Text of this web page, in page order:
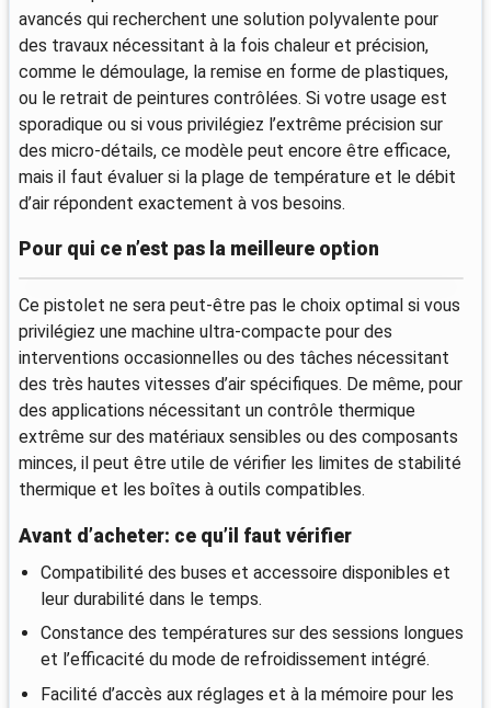
avancés qui recherchent une solution polyvalente pour
des travaux nécessitant à la fois chaleur et précision,
comme le démoulage, la remise en forme de plastiques,
ou le retrait de peintures contrôlées. Si votre usage est
sporadique ou si vous privilégiez l’extrême précision sur
des micro-détails, ce modèle peut encore être efficace,
mais il faut évaluer si la plage de température et le débit
d’air répondent exactement à vos besoins.
Pour qui ce n’est pas la meilleure option
Ce pistolet ne sera peut-être pas le choix optimal si vous
privilégiez une machine ultra-compacte pour des
interventions occasionnelles ou des tâches nécessitant
des très hautes vitesses d’air spécifiques. De même, pour
des applications nécessitant un contrôle thermique
extrême sur des matériaux sensibles ou des composants
minces, il peut être utile de vérifier les limites de stabilité
thermique et les boîtes à outils compatibles.
Avant d’acheter: ce qu’il faut vérifier
Compatibilité des buses et accessoire disponibles et
leur durabilité dans le temps.
Constance des températures sur des sessions longues
et l’efficacité du mode de refroidissement intégré.
Facilité d’accès aux réglages et à la mémoire pour les